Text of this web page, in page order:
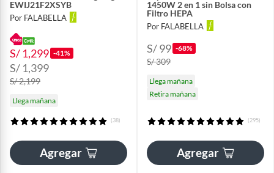
EWIJ21F2XSYB
Por FALABELLA
S/ 1,299 -41%
S/ 1,399
S/ 2,199
Llega mañana
(38)
Agregar
1450W 2 en 1 sin Bolsa con
Filtro HEPA
Por FALABELLA
S/ 99 -68%
S/ 309
Llega mañana
Retira mañana
(295)
Agregar